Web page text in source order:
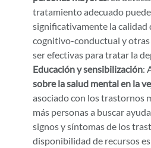
tratamiento adecuado
significativamente la calidad
cognitivo-conductual y
ser efectivas para tratar la
Educación y sensibilización:
sobre la salud mental en la
asociado con los trastornos
más personas a buscar
signos y síntomas de los
disponibilidad de recursos